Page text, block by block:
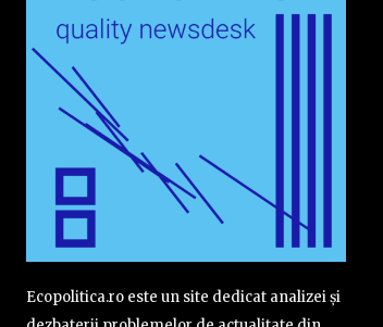
Ecopolitica.ro este un site dedicat analizei și